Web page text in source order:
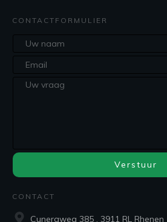
CONTACTFORMULIER
Verstuur
CONTACT
Cuneraweg 385 , 3911 RL Rhenen